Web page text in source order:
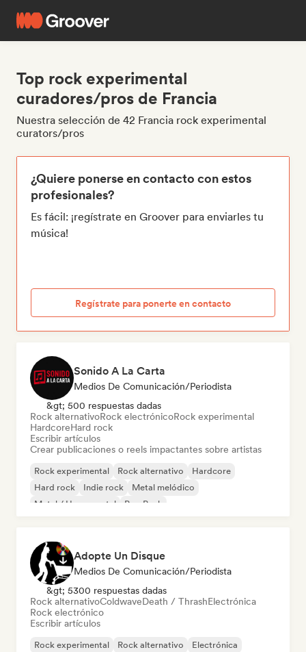
Top rock experimental
curadores/pros de Francia
Nuestra selección de 42 Francia rock experimental
curators/pros
¿Quiere ponerse en contacto con estos
profesionales?
Es fácil: ¡regístrate en Groover para enviarles tu
música!
Regístrate para ponerte en contacto
Sonido A La Carta
Medios De Comunicación/Periodista
&gt; 500 respuestas dadas
Rock alternativoRock electrónicoRock experimental
HardcoreHard rock
Escribir artículos
Crear publicaciones o reels impactantes sobre artistas
Rock experimental Rock alternativo
Hardcore
Hard rock
Indie rock
Metal melódico
Metal / Heavy metal
Pop Punk
Adopte Un Disque
Medios De Comunicación/Periodista
&gt; 5300 respuestas dadas
Rock alternativoColdwaveDeath / ThrashElectrónica
Rock electrónico
Escribir artículos
Rock experimental Rock alternativo
Electrónica